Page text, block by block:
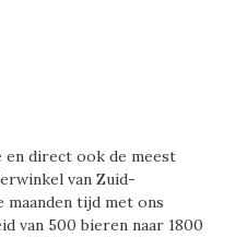
direct ook de meest
van Zuid-
maanden tijd met ons
van 500 bieren naar 1800